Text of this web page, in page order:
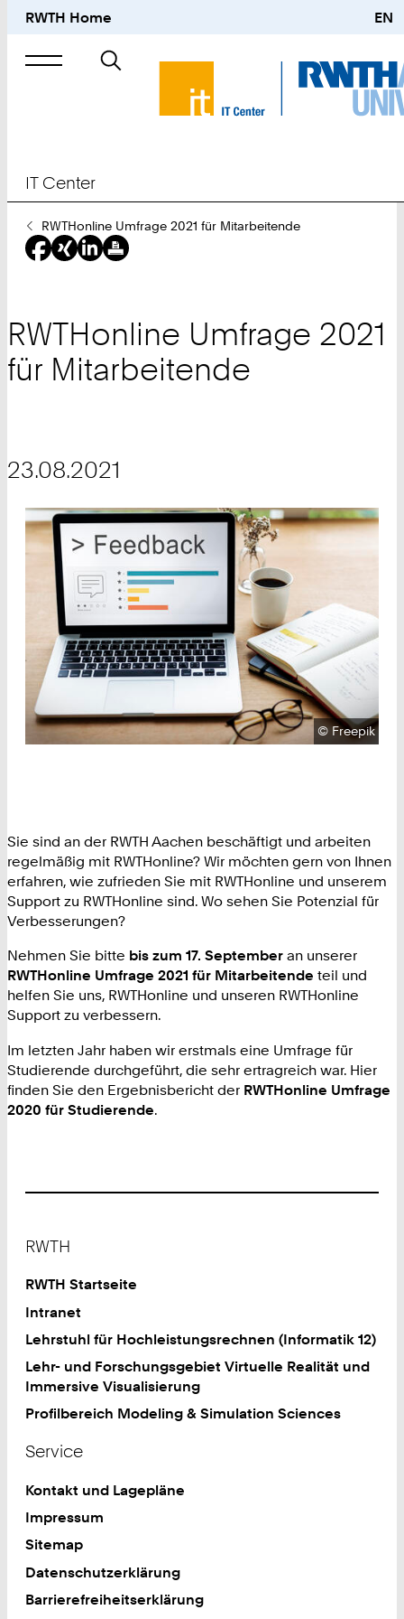
RWTH Home EN
Suche
nach
IT Center
Sie
sind
hier:
RWTHonline Umfrage 2021 für Mitarbeitende
RWTHonline Umfrage 2021
für Mitarbeitende
23.08.2021
© Freepik
Sie sind an der RWTH Aachen beschäftigt und arbeiten
regelmäßig mit RWTHonline? Wir möchten gern von Ihnen
erfahren, wie zufrieden Sie mit RWTHonline und unserem
Support zu RWTHonline sind. Wo sehen Sie Potenzial für
Verbesserungen?
Nehmen Sie bitte bis zum 17. September an unserer
RWTHonline Umfrage 2021 für Mitarbeitende teil und
helfen Sie uns, RWTHonline und unseren RWTHonline
Support zu verbessern.
Im letzten Jahr haben wir erstmals eine Umfrage für
Studierende durchgeführt, die sehr ertragreich war. Hier
finden Sie den Ergebnisbericht der RWTHonline Umfrage
2020 für Studierende.
RWTH
RWTH Startseite
Intranet
Lehrstuhl für Hochleistungsrechnen (Informatik 12)
Lehr- und Forschungsgebiet Virtuelle Realität und
Immersive Visualisierung
Profilbereich Modeling & Simulation Sciences
Service
Kontakt und Lagepläne
Impressum
Sitemap
Datenschutzerklärung
Barrierefreiheitserklärung